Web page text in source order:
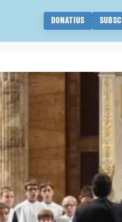
DONATIUS